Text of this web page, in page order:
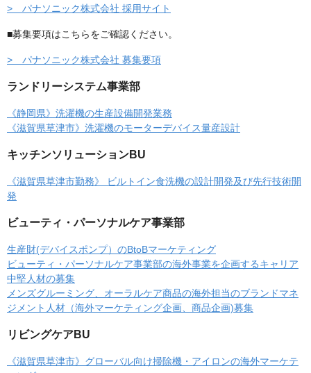
> パナソニック株式会社 採用サイト
■募集要項はこちらをご確認ください。
> パナソニック株式会社 募集要項
ランドリーシステム事業部
《静岡県》洗濯機の生産設備開発業務
《滋賀県草津市》洗濯機のモーターデバイス量産設計
キッチンソリューションBU
《滋賀県草津市勤務》 ビルトイン食洗機の設計開発及び先行技術開
発
ビューティ・パーソナルケア事業部
生産財(デバイスポンプ）のBtoBマーケティング
ビューティ・パーソナルケア事業部の海外事業を企画するキャリア
中堅人材の募集
メンズグルーミング、オーラルケア商品の海外担当のブランドマネ
ジメント人材（海外マーケティング企画、商品企画)募集
リビングケアBU
《滋賀県草津市》グローバル向け掃除機・アイロンの海外マーケテ